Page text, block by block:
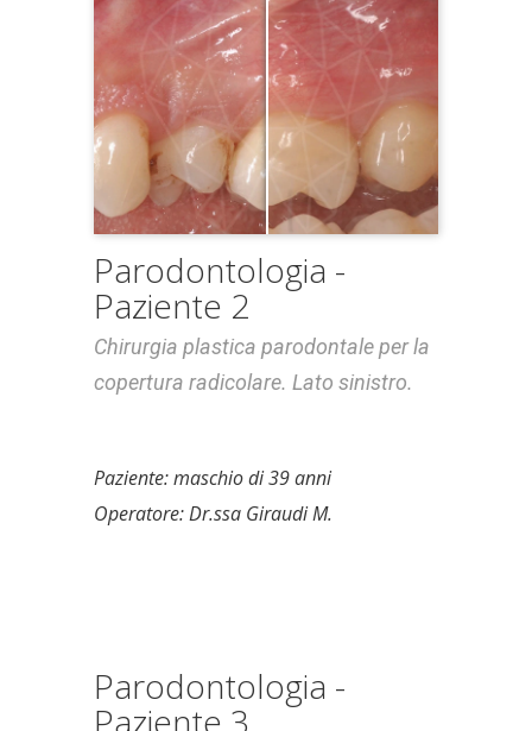
Parodontologia -
Paziente 2
Chirurgia plastica parodontale per la
copertura radicolare. Lato sinistro.
Paziente: maschio di 39 anni
Operatore: Dr.ssa Giraudi M.
Parodontologia -
Paziente 3